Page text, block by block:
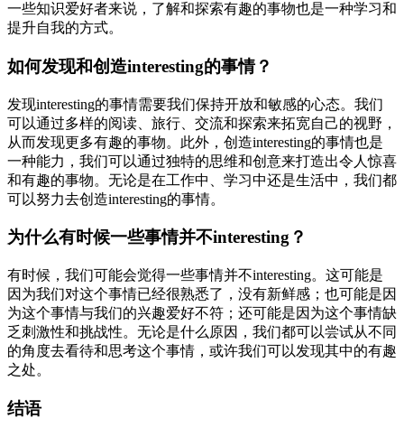
一些知识爱好者来说，了解和探索有趣的事物也是一种学习和
提升自我的方式。
如何发现和创造interesting的事情？
发现interesting的事情需要我们保持开放和敏感的心态。我们
可以通过多样的阅读、旅行、交流和探索来拓宽自己的视野，
从而发现更多有趣的事物。此外，创造interesting的事情也是
一种能力，我们可以通过独特的思维和创意来打造出令人惊喜
和有趣的事物。无论是在工作中、学习中还是生活中，我们都
可以努力去创造interesting的事情。
为什么有时候一些事情并不interesting？
有时候，我们可能会觉得一些事情并不interesting。这可能是
因为我们对这个事情已经很熟悉了，没有新鲜感；也可能是因
为这个事情与我们的兴趣爱好不符；还可能是因为这个事情缺
乏刺激性和挑战性。无论是什么原因，我们都可以尝试从不同
的角度去看待和思考这个事情，或许我们可以发现其中的有趣
之处。
结语